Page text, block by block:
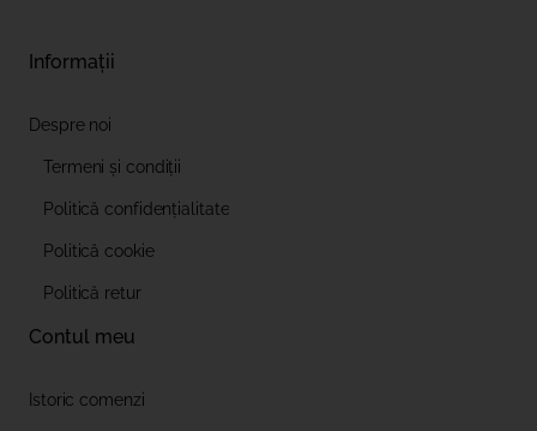
Informații
Despre noi
Termeni și condiții
Politică confidențialitate
Politică cookie
Politică retur
Contul meu
Istoric comenzi